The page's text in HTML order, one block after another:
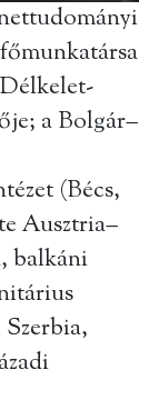
a Bolgár–
(Bécs,
Ausztria–
balkáni